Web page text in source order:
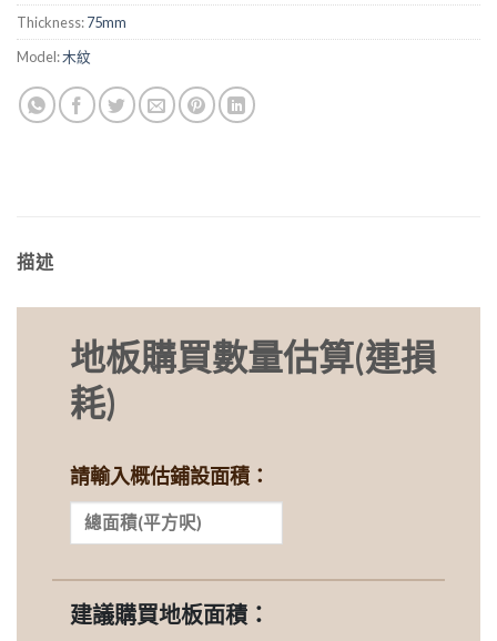
Thickness:75mm
Model:木紋
描述
地板購買數量估算(連損
耗)
請輸入概估鋪設面積：
建議購買地板面積：